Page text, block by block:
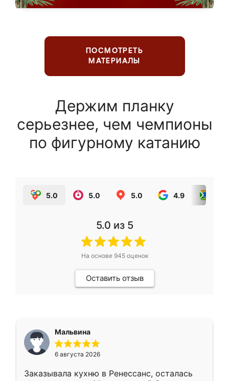
ПОСМОТРЕТЬ
МАТЕРИАЛЫ
Держим планку
серьезнее, чем чемпионы
по фигурному катанию
5.0 5.0 5.0 4.9
5.0 из 5
На основе 945оценок
Оставить отзыв
Мальвина
6 августа 2026
Заказывала кухню в Ренессанс, осталась